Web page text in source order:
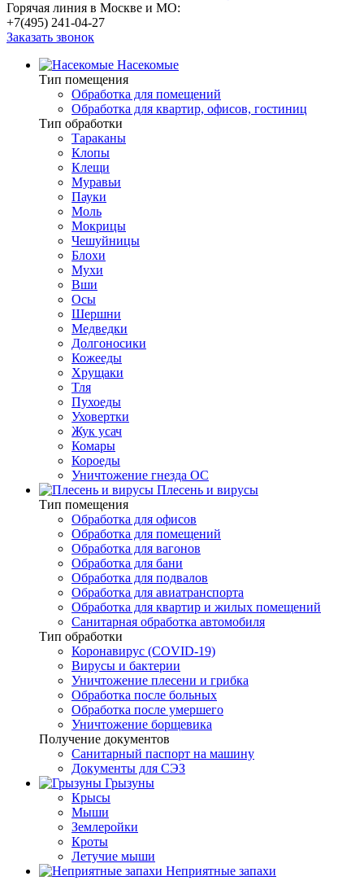
Горячая линия в Москве и МО:
+7(495) 241-04-27
Заказать звонок
Насекомые
Тип помещения
Обработка для помещений
Обработка для квартир, офисов, гостиниц
Тип обработки
Тараканы
Клопы
Клещи
Муравьи
Пауки
Моль
Мокрицы
Чешуйницы
Блохи
Мухи
Вши
Осы
Шершни
Медведки
Долгоносики
Кожееды
Хрущаки
Тля
Пухоеды
Уховертки
Жук усач
Комары
Короеды
Уничтожение гнезда ОС
Плесень и вирусы
Тип помещения
Обработка для офисов
Обработка для помещений
Обработка для вагонов
Обработка для бани
Обработка для подвалов
Обработка для авиатранспорта
Обработка для квартир и жилых помещений
Санитарная обработка автомобиля
Тип обработки
Коронавирус (COVID-19)
Вирусы и бактерии
Уничтожение плесени и грибка
Обработка после больных
Обработка после умершего
Уничтожение борщевика
Получение документов
Санитарный паспорт на машину
Документы для СЭЗ
Грызуны
Крысы
Мыши
Землеройки
Кроты
Летучие мыши
Неприятные запахи